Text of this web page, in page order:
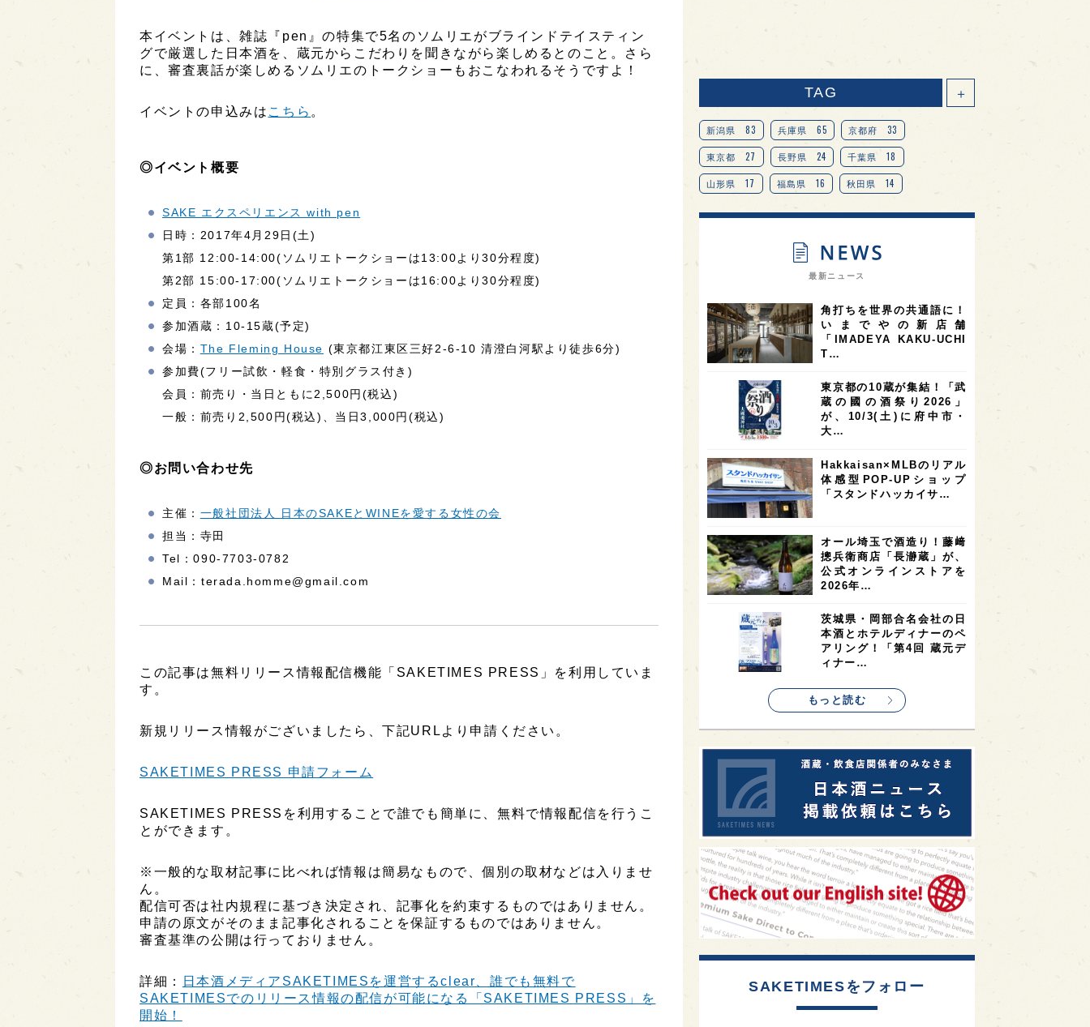
本イベントは、雑誌『pen』の特集で5名のソムリエがブラインドテイスティン
グで厳選した日本酒を、蔵元からこだわりを聞きながら楽しめるとのこと。さら
に、審査裏話が楽しめるソムリエのトークショーもおこなわれるそうですよ！
イベントの申込みは こちら 。
◎イベント概要
SAKE エクスペリエンス with pen
日時：2017年4月29日(土)
第1部 12:00-14:00(ソムリエトークショーは13:00より30分程度)
第2部 15:00-17:00(ソムリエトークショーは16:00より30分程度)
定員：各部100名
参加酒蔵：10-15蔵(予定)
会場： The Fleming House (東京都江東区三好2-6-10 清澄白河駅より徒歩6分)
参加費(フリー試飲・軽食・特別グラス付き)
会員：前売り・当日ともに2,500円(税込)
一般：前売り2,500円(税込)、当日3,000円(税込)
◎お問い合わせ先
主催： 一般社団法人 日本のSAKEとWINEを愛する女性の会
担当：寺田
Tel：090-7703-0782
Mail：terada.homme@gmail.com
この記事は無料リリース情報配信機能「SAKETIMES PRESS」を利用していま
す。
新規リリース情報がございましたら、下記URLより申請ください。
SAKETIMES PRESS 申請フォーム
SAKETIMES PRESSを利用することで誰でも簡単に、無料で情報配信を行うこ
とができます。
※一般的な取材記事に比べれば情報は簡易なもので、個別の取材などは入りませ
ん。
配信可否は社内規程に基づき決定され、記事化を約束するものではありません。
申請の原文がそのまま記事化されることを保証するものではありません。
審査基準の公開は行っておりません。
詳細：
日本酒メディアSAKETIMESを運営するclear、誰でも無料で
SAKETIMESでのリリース情報の配信が可能になる「SAKETIMES PRESS」を
開始！
TAG ＋
新潟県 83 兵庫県 65 京都府 33
東京都 27 長野県 24 千葉県 18
山形県 17 福島県 16 秋田県 14
愛知県 14 宮城県 14 岐阜県 13
オピニオンリーダーの視点 9
石川県 7 奈良県 7 滋賀県 7 和歌山県 6
富山県 6 フランス 6 高知県 5 島根県 5
4 アメリカ 4 神奈川県 4
4 三重県 3 3
オーストラリア 2 台湾 2 アジア 2
SAKEの時代を生きる 2
全蔵めぐり 1 シンガポール 1 カナダ 1
群馬県 1 熊本県 1 徳島県
イギリス ノルウェー 1 新宿区
歌舞伎町 1 沖縄県 1 鳥取県 1
saketimes_image_4
最新ニュース
角打ちを世界の共通語に！
いまでやの新店舗
「IMADEYA KAKU-UCHI
T…
東京都の10蔵が集結！「武
蔵の國の酒祭り2026」
が、10/3(土)に府中市・
大…
Hakkaisan×MLBのリアル
体感型POP-UPショップ
「スタンドハッカイサ…
オール埼玉で酒造り！藤﨑
摠兵衛商店「長瀞蔵」が、
公式オンラインストアを
2026年…
茨城県・岡部合名会社の日
本酒とホテルディナーのペ
アリング！「第4回 蔵元デ
ィナー…
もっと読む
SAKETIMESをフォロー